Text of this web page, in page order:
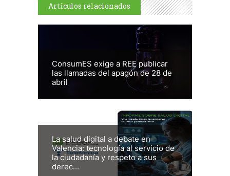
Artículos relacionados
ConsumES exige a REE publicar
las llamadas del apagón de 28 de
abril
La salud digital a debate en
Valencia: tecnología al servicio de
la ciudadanía y respeto a sus
derec...